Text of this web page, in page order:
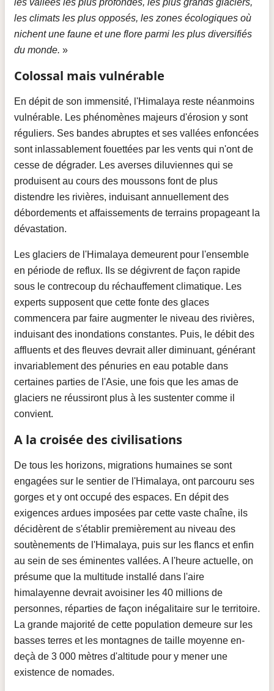
les vallées les plus profondes, les plus grands glaciers,
les climats les plus opposés, les zones écologiques où
nichent une faune et une flore parmi les plus diversifiés
du monde. »
Colossal mais vulnérable
En dépit de son immensité, l'Himalaya reste néanmoins
vulnérable. Les phénomènes majeurs d'érosion y sont
réguliers. Ses bandes abruptes et ses vallées enfoncées
sont inlassablement fouettées par les vents qui n'ont de
cesse de dégrader. Les averses diluviennes qui se
produisent au cours des moussons font de plus
distendre les rivières, induisant annuellement des
débordements et affaissements de terrains propageant la
dévastation.
Les glaciers de l'Himalaya demeurent pour l'ensemble
en période de reflux. Ils se dégivrent de façon rapide
sous le contrecoup du réchauffement climatique. Les
experts supposent que cette fonte des glaces
commencera par faire augmenter le niveau des rivières,
induisant des inondations constantes. Puis, le débit des
affluents et des fleuves devrait aller diminuant, générant
invariablement des pénuries en eau potable dans
certaines parties de l'Asie, une fois que les amas de
glaciers ne réussiront plus à les sustenter comme il
convient.
A la croisée des civilisations
De tous les horizons, migrations humaines se sont
engagées sur le sentier de l'Himalaya, ont parcouru ses
gorges et y ont occupé des espaces. En dépit des
exigences ardues imposées par cette vaste chaîne, ils
décidèrent de s'établir premièrement au niveau des
soutènements de l'Himalaya, puis sur les flancs et enfin
au sein de ses éminentes vallées. A l'heure actuelle, on
présume que la multitude installé dans l'aire
himalayenne devrait avoisiner les 40 millions de
personnes, réparties de façon inégalitaire sur le territoire.
La grande majorité de cette population demeure sur les
basses terres et les montagnes de taille moyenne en-
deçà de 3 000 mètres d'altitude pour y mener une
existence de nomades.